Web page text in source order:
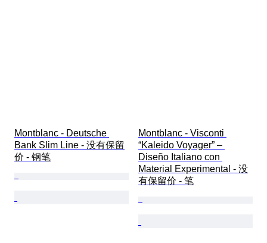
Montblanc - Deutsche
Bank Slim Line - 没有保留
价 - 钢笔
Montblanc - Visconti
“Kaleido Voyager” –
Diseño Italiano con
Material Experimental - 没
有保留价 - 笔